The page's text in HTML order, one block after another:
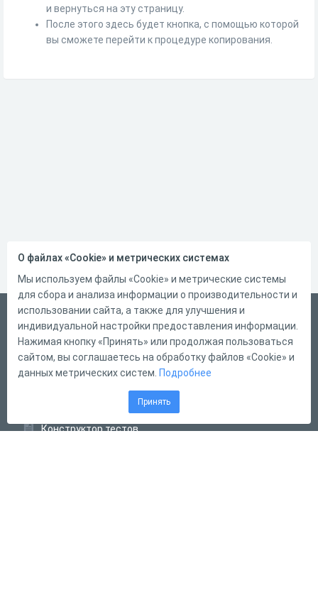
и вернуться на эту страницу.
После этого здесь будет кнопка, с помощью которой
вы сможете перейти к процедуре копирования.
Русский
Справка
Форма обратной связи
Конструктор тестов
О файлах «Cookie» и метрических системах
Мы используем файлы «Cookie» и метрические системы
для сбора и анализа информации о производительности и
использовании сайта, а также для улучшения и
индивидуальной настройки предоставления информации.
Нажимая кнопку «Принять» или продолжая пользоваться
сайтом, вы соглашаетесь на обработку файлов «Cookie» и
данных метрических систем. Подробнее
Принять